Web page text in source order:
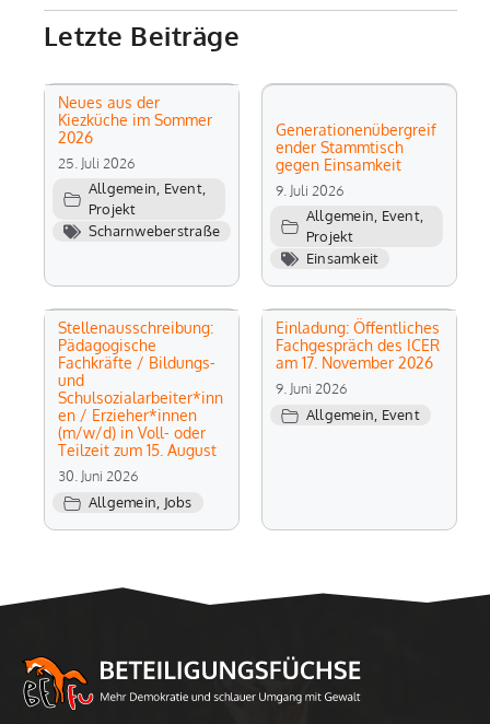
Letzte Beiträge
Neues aus der
Kiezküche im Sommer
2026
25. Juli 2026
Allgemein Event,
Projekt
Scharnweberstraße
Generationenübergreif
ender Stammtisch
gegen Einsamkeit
9. Juli 2026
Allgemein Event,
Projekt
Einsamkeit
Stellenausschreibung:
Pädagogische
Fachkräfte / Bildungs-
und
Schulsozialarbeiter*inn
en / Erzieher*innen
(m/w/d) in Voll- oder
Teilzeit zum 15. August
30. Juni 2026
Allgemein Jobs
Einladung: Öffentliches
Fachgespräch des ICER
am 17. November 2026
9. Juni 2026
Allgemein Event